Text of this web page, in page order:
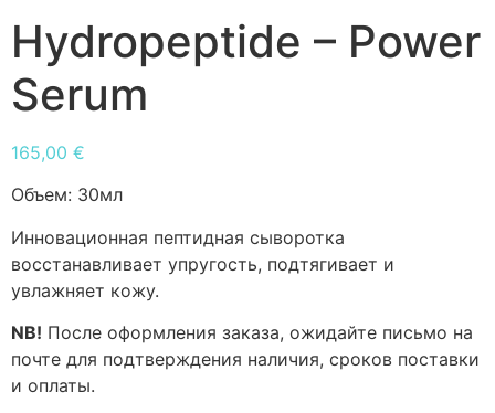
Hydropeptide – Power
Serum
165,00 €
Объем: 30мл
Инновационная пептидная сыворотка
восстанавливает упругость, подтягивает и
увлажняет кожу.
NB! После оформления заказа, ожидайте письмо на
почте для подтверждения наличия, сроков поставки
и оплаты.